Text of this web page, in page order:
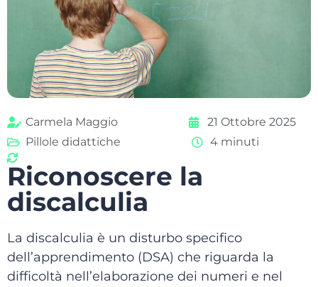
Carmela Maggio
21 Ottobre 2025
Pillole didattiche
4 minuti
Riconoscere la
discalculia
La discalculia è un disturbo specifico
dell’apprendimento (DSA) che riguarda la
difficoltà nell’elaborazione dei numeri e nel